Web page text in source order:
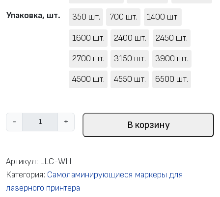
Упаковка, шт. 350 шт. 700 шт. 1400 шт.
1600 шт. 2400 шт. 2450 шт.
2700 шт. 3150 шт. 3900 шт.
4500 шт. 4550 шт. 6500 шт.
-
о
и
ч
е
+ В корзину
Артикул: LLC-WH
Категория: Самоламинирующиеся маркеры для
лазерного принтера